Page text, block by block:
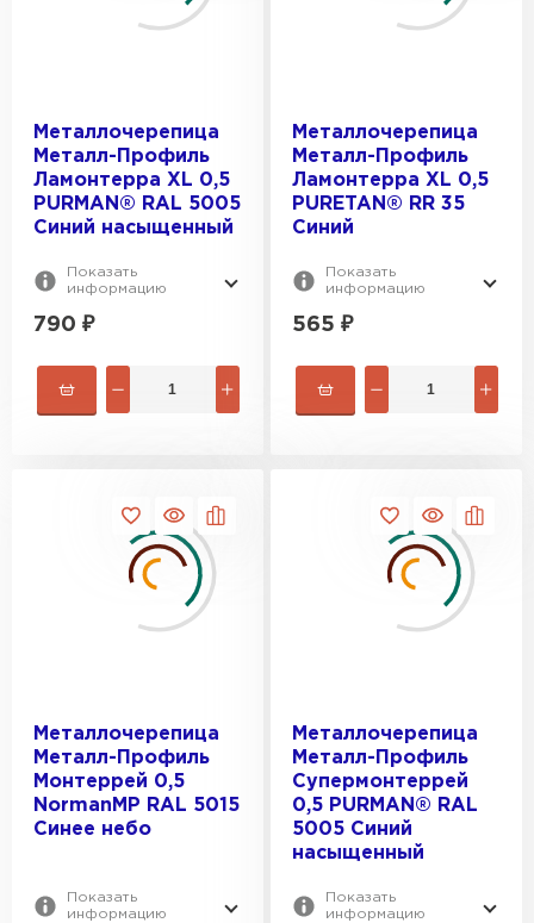
Металлочерепица
Металл-Профиль
Ламонтерра XL 0,5
PURMAN® RAL 5005
Синий насыщенный
Показать
информацию
790 ₽
Металлочерепица
Металл-Профиль
Ламонтерра XL 0,5
PURETAN® RR 35
Синий
Показать
информацию
565 ₽
Металлочерепица
Металл-Профиль
Монтеррей 0,5
NormanMP RAL 5015
Синее небо
Показать
информацию
Металлочерепица
Металл-Профиль
Супермонтеррей
0,5 PURMAN® RAL
5005 Синий
насыщенный
Показать
информацию
Профилированный лист
ПЕРЕЙТИ